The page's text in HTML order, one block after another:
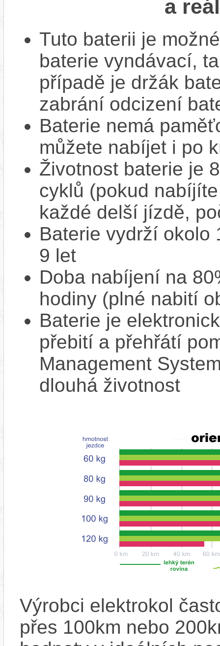
a
Tuto baterii je
baterie vyndávací,
případě je držák
zabrání odcizení
Baterie nemá
můžete nabíjet i po
Životnost baterie je
cyklů (pokud
každé delší jízdě,
Baterie vydrží okolo
9 let
Doba nabíjení na
hodiny (plné nabití
Baterie je
přebití a přehřátí
Management
dlouhá životnost
Výrobci elektrokol
přes 100km nebo